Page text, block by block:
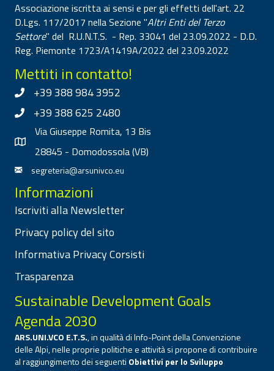
Associazione iscritta ai sensi e per gli effetti dell'art. 22
D.Lgs. 117/2017 nella Sezione "Altri Enti del Terzo
Settore" del R.U.N.T.S. - Rep. 33041 del 23.09.2022 - D.D.
Reg. Piemonte 1723/A1419A/2022 del 23.09.2022
Mettiti in contatto!
+39 388 984 3952
+39 388 625 2480
Via Giuseppe Romita, 13 Bis
28845 - Domodossola (VB)
segreteria@arsunivco.eu
Informazioni
Iscriviti alla Newsletter
Privacy policy del sito
Informativa Privacy Corsisti
Trasparenza
Sustainable Development Goals
Agenda 2030
ARS.UNI.VCO E.T.S., in qualità di Info-Point della Convenzione
delle Alpi, nelle proprie politiche e attività si propone di contribuire
al raggiungimento dei seguenti Obiettivi per lo Sviluppo